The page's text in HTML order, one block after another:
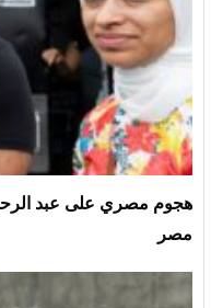
هجوم مصري على عبد
مصر